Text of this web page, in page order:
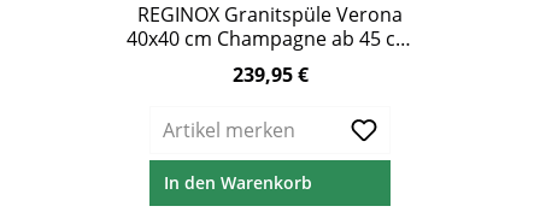
REGINOX Granitspüle Verona
40x40 cm Champagne ab 45 cm
Unterschrank
Regulärer Preis:
239,95 €
Artikel merken
In den Warenkorb